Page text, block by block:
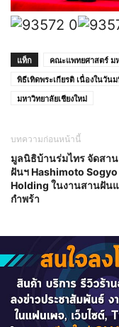
แท็ก
คณะแพทยศาสตร์ ม
พิธีเทิดพระเกียรติ เนื่องในวัน
มหาวิทยาลัยเชียงใหม่
บทความก่อนหน้านี้
มูลนิธิบ้านร่มไทร จัดสา
ฝันฯ Hashimoto Sogyo
Holding ในงานสานฝันแ
กำพร้า